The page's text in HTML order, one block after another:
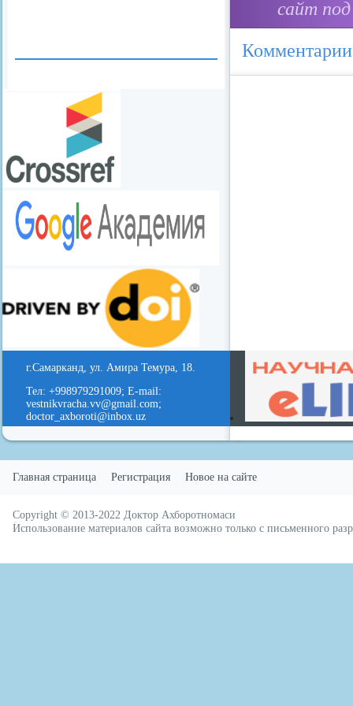
сайт
г.Самарканд, ул. Амира Темура, 18.
Тел: +998979291009; E-mail:
vestnikvracha.vv@gmail.com;
doctor_axboroti@inbox.uz
Главная страница Регистрация Новое на сайте
Copyright © 2013-2022 Доктор Ахборотномаси
Использование материалов сайта возможно только с письменного